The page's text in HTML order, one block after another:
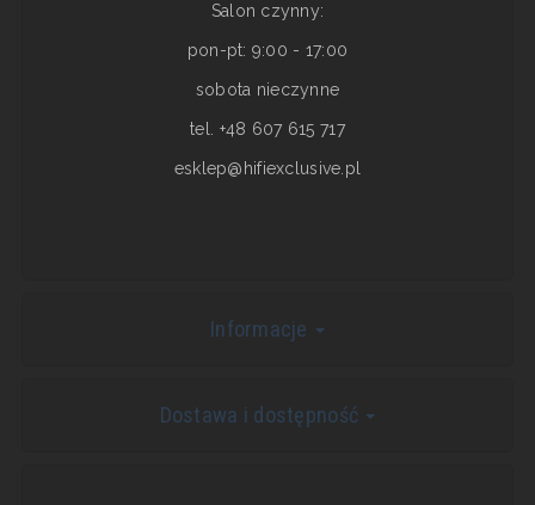
Salon czynny:
pon-pt: 9:00 - 17:00
sobota nieczynne
tel. +48 607 615 717
esklep@hifiexclusive.pl
Informacje
Dostawa i dostępność